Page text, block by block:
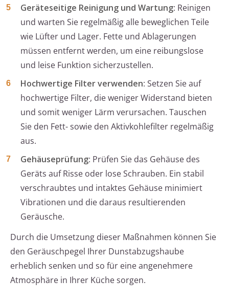
Geräteseitige Reinigung und Wartung: Reinigen
und warten Sie regelmäßig alle beweglichen Teile
wie Lüfter und Lager. Fette und Ablagerungen
müssen entfernt werden, um eine reibungslose
und leise Funktion sicherzustellen.
Hochwertige Filter verwenden: Setzen Sie auf
hochwertige Filter, die weniger Widerstand bieten
und somit weniger Lärm verursachen. Tauschen
Sie den Fett- sowie den Aktivkohlefilter regelmäßig
aus.
Gehäuseprüfung: Prüfen Sie das Gehäuse des
Geräts auf Risse oder lose Schrauben. Ein stabil
verschraubtes und intaktes Gehäuse minimiert
Vibrationen und die daraus resultierenden
Geräusche.
Durch die Umsetzung dieser Maßnahmen können Sie
den Geräuschpegel Ihrer Dunstabzugshaube
erheblich senken und so für eine angenehmere
Atmosphäre in Ihrer Küche sorgen.